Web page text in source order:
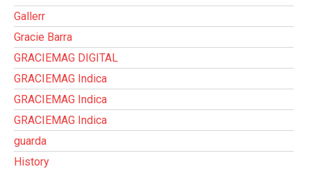
Gallerr
Gracie Barra
GRACIEMAG DIGITAL
GRACIEMAG Indica
GRACIEMAG Indica
GRACIEMAG Indica
guarda
History